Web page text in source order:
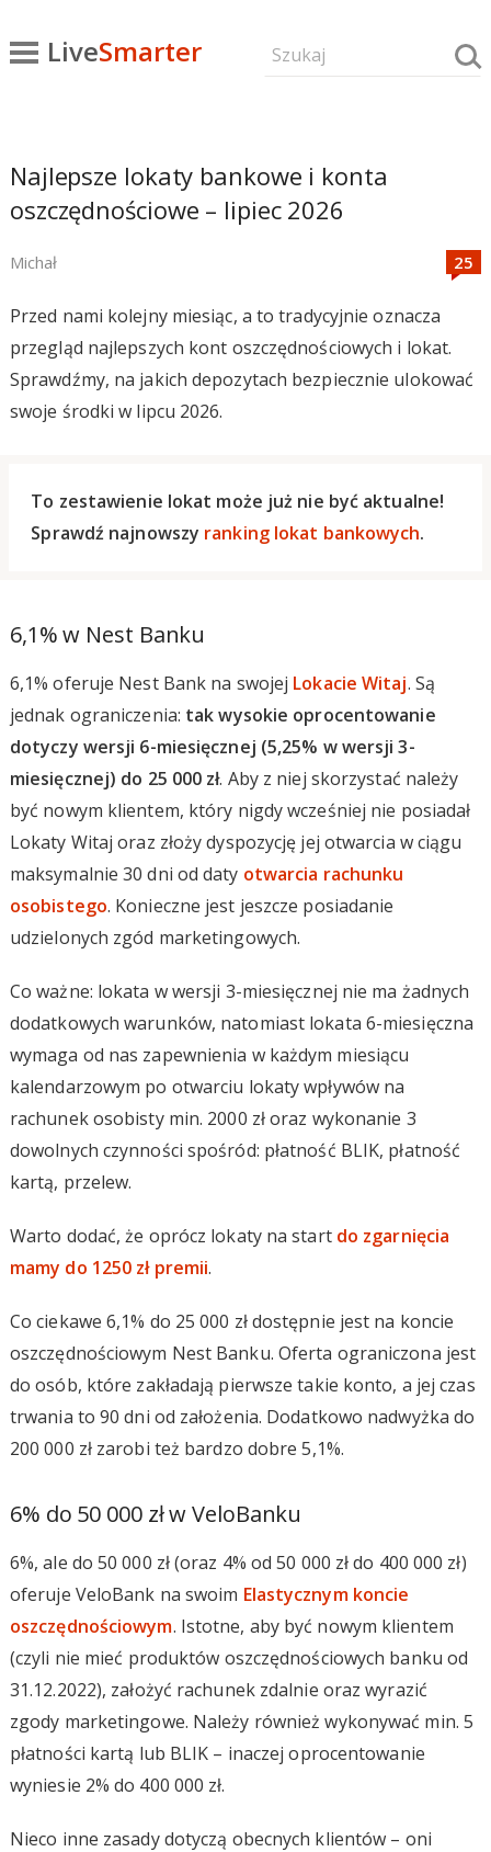
LiveSmarter
Najlepsze lokaty bankowe i konta
oszczędnościowe – lipiec 2026
Michał
Przed nami kolejny miesiąc, a to tradycyjnie oznacza
przegląd najlepszych kont oszczędnościowych i lokat.
Sprawdźmy, na jakich depozytach bezpiecznie ulokować
swoje środki w lipcu 2026.
To zestawienie lokat może już nie być aktualne!
Sprawdź najnowszy ranking lokat bankowych.
6,1% w Nest Banku
6,1% oferuje Nest Bank na swojej Lokacie Witaj. Są
jednak ograniczenia: tak wysokie oprocentowanie
dotyczy wersji 6-miesięcznej (5,25% w wersji 3-
miesięcznej) do 25 000 zł. Aby z niej skorzystać należy
być nowym klientem, który nigdy wcześniej nie posiadał
Lokaty Witaj oraz złoży dyspozycję jej otwarcia w ciągu
maksymalnie 30 dni od daty otwarcia rachunku
osobistego. Konieczne jest jeszcze posiadanie
udzielonych zgód marketingowych.
Co ważne: lokata w wersji 3-miesięcznej nie ma żadnych
dodatkowych warunków, natomiast lokata 6-miesięczna
wymaga od nas zapewnienia w każdym miesiącu
kalendarzowym po otwarciu lokaty wpływów na
rachunek osobisty min. 2000 zł oraz wykonanie 3
dowolnych czynności spośród: płatność BLIK, płatność
kartą, przelew.
Warto dodać, że oprócz lokaty na start do zgarnięcia
mamy do 1250 zł premii.
Co ciekawe 6,1% do 25 000 zł dostępnie jest na koncie
oszczędnościowym Nest Banku. Oferta ograniczona jest
do osób, które zakładają pierwsze takie konto, a jej czas
trwania to 90 dni od założenia. Dodatkowo nadwyżka do
200 000 zł zarobi też bardzo dobre 5,1%.
6% do 50 000 zł w VeloBanku
6%, ale do 50 000 zł (oraz 4% od 50 000 zł do 400 000 zł)
oferuje VeloBank na swoim Elastycznym koncie
oszczędnościowym. Istotne, aby być nowym klientem
(czyli nie mieć produktów oszczędnościowych banku od
31.12.2022), założyć rachunek zdalnie oraz wyrazić
zgody marketingowe. Należy również wykonywać min. 5
płatności kartą lub BLIK – inaczej oprocentowanie
wyniesie 2% do 400 000 zł.
Nieco inne zasady dotyczą obecnych klientów – oni